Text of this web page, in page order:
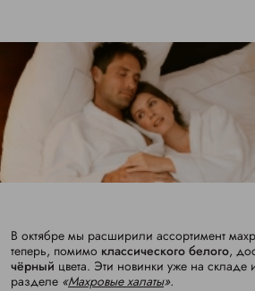
В октябре мы расширили ассортимент
теперь, помимо классического белого,
чёрный цвета. Эти новинки уже на складе
разделе «Махровые халаты».